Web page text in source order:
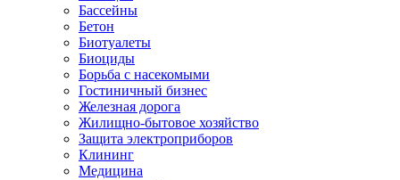
Бассейны
Бетон
Биотуалеты
Биоциды
Борьба с насекомыми
Гостиничный бизнес
Железная дорога
Жилищно-бытовое хозяйство
Защита электроприборов
Клининг
Медицина